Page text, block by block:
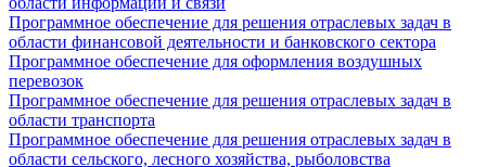
Программное обеспечение для решения отраслевых задач в
области финансовой деятельности и банковского сектора
Программное обеспечение для оформления воздушных
перевозок
Программное обеспечение для решения отраслевых задач в
области транспорта
Программное обеспечение для решения отраслевых задач в
области сельского, лесного хозяйства, рыболовства